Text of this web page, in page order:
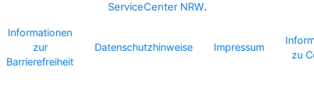
ServiceCenter NRW.
Informationen
zur
Barrierefreiheit
Datenschutzhinweise Impressum
zu